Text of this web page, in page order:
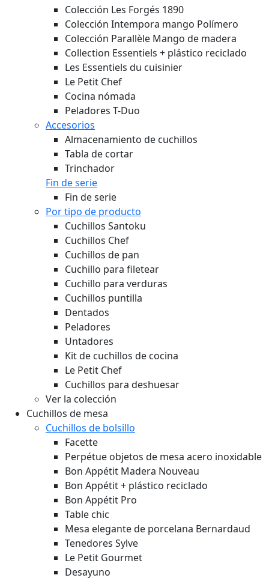
Colección Les Forgés 1890
Colección Intempora mango Polímero
Colección Parallèle Mango de madera
Collection Essentiels + plástico reciclado
Les Essentiels du cuisinier
Le Petit Chef
Cocina nómada
Peladores T-Duo
Accesorios
Almacenamiento de cuchillos
Tabla de cortar
Trinchador
Fin de serie
Fin de serie
Por tipo de producto
Cuchillos Santoku
Cuchillos Chef
Cuchillos de pan
Cuchillo para filetear
Cuchillo para verduras
Cuchillos puntilla
Dentados
Peladores
Untadores
Kit de cuchillos de cocina
Le Petit Chef
Cuchillos para deshuesar
Ver la colección
Cuchillos de mesa
Cuchillos de bolsillo
Facette
Perpétue objetos de mesa acero inoxidable
Bon Appétit Madera Nouveau
Bon Appétit + plástico reciclado
Bon Appétit Pro
Table chic
Mesa elegante de porcelana Bernardaud
Tenedores Sylve
Le Petit Gourmet
Desayuno